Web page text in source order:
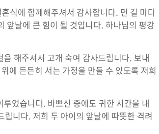
식에 함께해주셔서 감사합니다. 먼 길 마다
앞날에 큰 힘이 될 것입니다. 하나님의 평강
해주셔서 고개 숙여 감사드립니다. 보내
에 든든히 서는 가정을 만들 수 있도록 저희
었습니다. 바쁘신 중에도 귀한 시간을 내
니다. 저희 두 아이의 앞날에 따뜻한 격려